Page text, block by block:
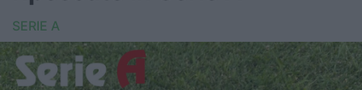
Nazionale
Nazionali giovanili
Rugby Sevens
SERIE A